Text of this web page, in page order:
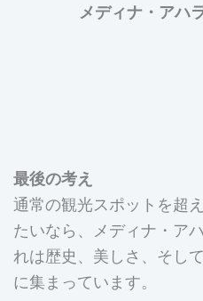
メディナ・アハ
最後の考え
通常の観光スポットを超
たいなら、メディナ・ア
れは歴史、美しさ、そし
に集まっています。